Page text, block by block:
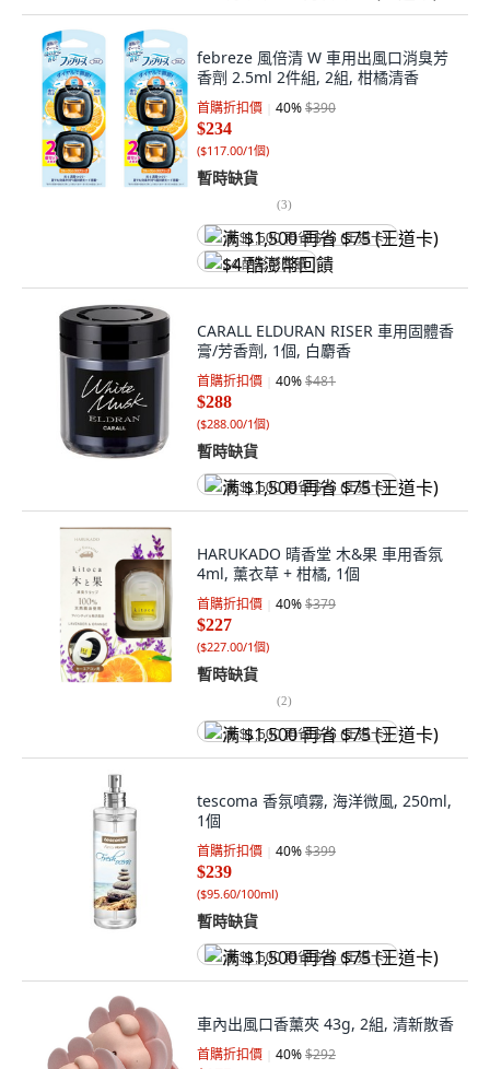
febreze 風倍清 W 車用出風口消臭芳
香劑 2.5ml 2件組, 2組, 柑橘清香
首購折扣價 40%$390
$234
($117.00/1個)
暫時缺貨
(3)
满 $1,500 再省 $75 (王道卡)
$4 酷澎幣回饋
CARALL ELDURAN RISER 車用固體香
膏/芳香劑, 1個, 白麝香
首購折扣價 40%$481
$288
($288.00/1個)
暫時缺貨
满 $1,500 再省 $75 (王道卡)
HARUKADO 晴香堂 木&果 車用香氛
4ml, 薰衣草 + 柑橘, 1個
首購折扣價 40%$379
$227
($227.00/1個)
暫時缺貨
(2)
满 $1,500 再省 $75 (王道卡)
tescoma 香氛噴霧, 海洋微風, 250ml,
1個
首購折扣價 40%$399
$239
($95.60/100ml)
暫時缺貨
满 $1,500 再省 $75 (王道卡)
車內出風口香薰夾 43g, 2組, 清新散香
首購折扣價 40%$292